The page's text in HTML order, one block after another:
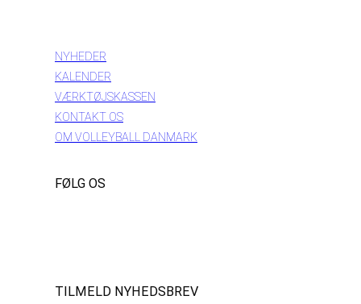
NYHEDER
KALENDER
VÆRKTØJSKASSEN
KONTAKT OS
OM VOLLEYBALL DANMARK
FØLG OS
TILMELD NYHEDSBREV